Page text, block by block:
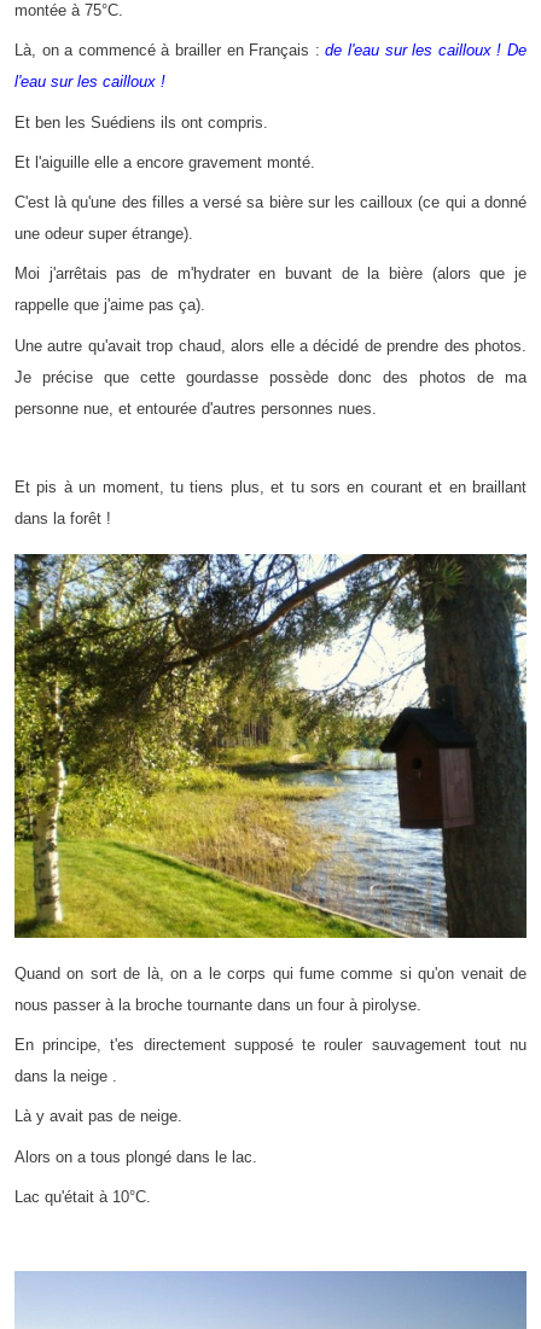
montée à 75°C.
Là, on a commencé à brailler en Français :de l'eau sur les cailloux ! De
l'eau sur les cailloux !
Et ben les Suédiens ils ont compris.
Et l'aiguille elle a encore gravement monté.
C'est là qu'une des filles a versé sa bière sur les cailloux (ce qui a donné
une odeur super étrange).
Moi j'arrêtais pas de m'hydrater en buvant de la bière (alors que je
rappelle que j'aime pas ça).
Une autre qu'avait trop chaud, alors elle a décidé de prendre des photos.
Je précise que cette gourdasse possède donc des photos de ma
personne nue, et entourée d'autres personnes nues.
Et pis à un moment, tu tiens plus, et tu sors en courant et en braillant
dans la forêt !
Quand on sort de là, on a le corps qui fume comme si qu'on venait de
nous passer à la broche tournante dans un four à pirolyse.
En principe, t'es directement supposé te rouler sauvagement tout nu
dans la neige .
Là y avait pas de neige.
Alors on a tous plongé dans le lac.
Lac qu'était à 10°C.